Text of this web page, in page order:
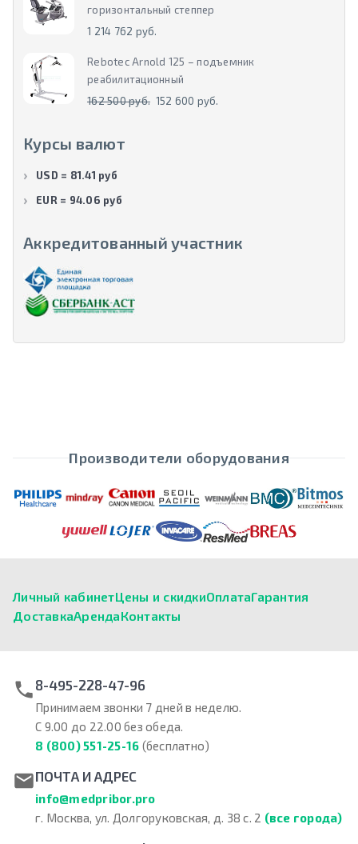
горизонтальный степпер
1 214 762 руб.
Rebotec Arnold 125 – подъемник
реабилитационный
162 500 руб. 152 600 руб.
Курсы валют
USD = 81.41 руб
EUR = 94.06 руб
Аккредитованный участник
Производители оборудования
Личный кабинетЦены и скидкиОплатаГарантия
ДоставкаАрендаКонтакты
8-495-228-47-96
Принимаем звонки 7 дней в неделю.
С 9.00 до 22.00 без обеда.
8 (800) 551-25-16 (бесплатно)
ПОЧТА И АДРЕС
info@medpribor.pro
г. Москва, ул. Долгоруковская, д. 38 с. 2 (все города)